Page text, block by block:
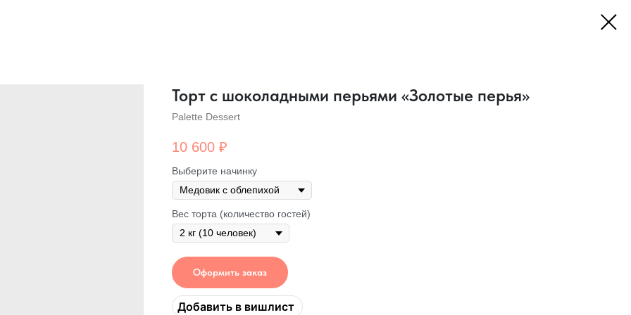
Торт с шоколадными перьями «Золотые перья»
Palette Dessert
10 600 ₽
Выберите начинку
Вес торта (количество гостей)
Оформить заказ
Добавить в вишлист